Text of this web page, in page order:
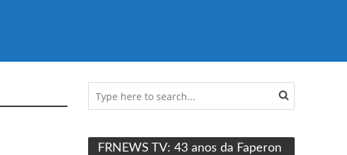
FRNEWS TV: 43 anos da Faperon